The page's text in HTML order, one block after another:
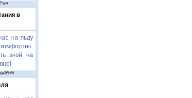
в
на льду
зной на